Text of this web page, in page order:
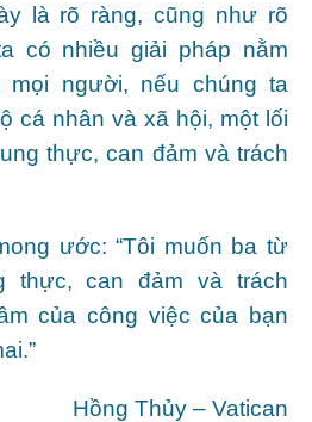
là rõ ràng, cũng như rõ
có nhiều giải pháp nằm
mọi người, nếu chúng ta
cá nhân và xã hội, một lối
thực, can đảm và trách
ước: “Tôi muốn ba từ
thực, can đảm và trách
của công việc của bạn
Hồng Thủy – Vatican